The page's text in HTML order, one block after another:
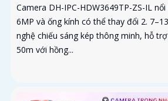
Camera DH-IPC-HDW3649TP-ZS-IL
6MP và ống kính có thể thay đổi 2.
nghệ chiếu sáng kép thông minh, hỗ
50m với hồng...